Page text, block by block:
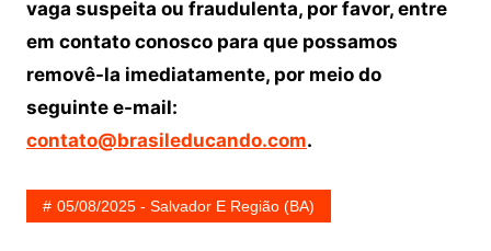
vaga suspeita ou fraudulenta, por favor, entre
em contato conosco para que possamos
removê-la imediatamente, por meio do
seguinte e-mail:
contato@brasileducando.com.
05/08/2025 - Salvador E Região (BA)